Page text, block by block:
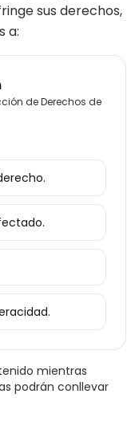
sus derechos,
a:
de Derechos de
mientras
podrán conllevar